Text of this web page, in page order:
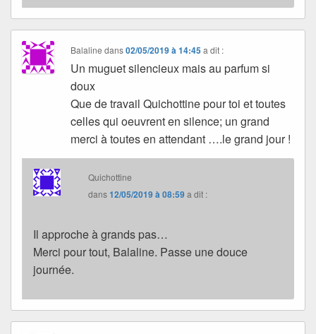
Balaline dans02/05/2019 à 14:45 a dit :
Un muguet silencieux mais au parfum si
doux
Que de travail Quichottine pour toi et toutes
celles qui oeuvrent en silence; un grand
merci à toutes en attendant ….le grand jour !
Quichottine
dans12/05/2019 à 08:59a dit :
Il approche à grands pas…
Merci pour tout, Balaline. Passe une douce
journée.